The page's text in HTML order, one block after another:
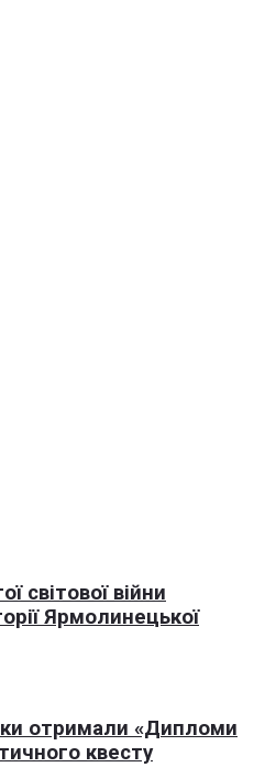
світової війни
Ярмолинецької
отримали «Дипломи
квесту